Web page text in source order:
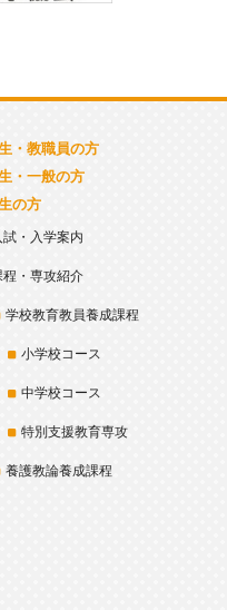
・教職員の方
・一般の方
の方
試・入学案内
程・専攻紹介
学校教育教員養成課程
小学校コース
中学校コース
特別支援教育専攻
養護教論養成課程